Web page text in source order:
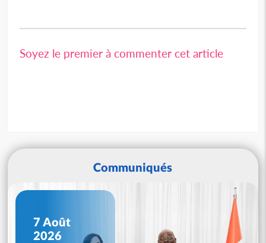
Soyez le premier à commenter cet article
Communiqués
7 Août
2026